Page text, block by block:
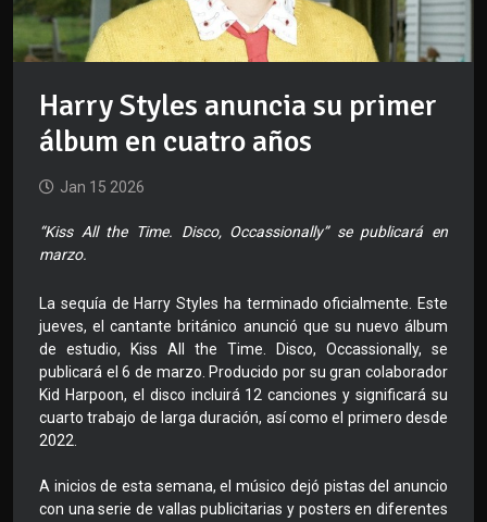
Harry Styles anuncia su primer
álbum en cuatro años
Jan 15 2026
“Kiss All the Time. Disco, Occassionally” se publicará en
marzo.
La sequía de Harry Styles ha terminado oficialmente. Este
jueves, el cantante británico anunció que su nuevo álbum
de estudio, Kiss All the Time. Disco, Occassionally, se
publicará el 6 de marzo. Producido por su gran colaborador
Kid Harpoon, el disco incluirá 12 canciones y significará su
cuarto trabajo de larga duración, así como el primero desde
2022.
A inicios de esta semana, el músico dejó pistas del anuncio
con una serie de vallas publicitarias y posters en diferentes